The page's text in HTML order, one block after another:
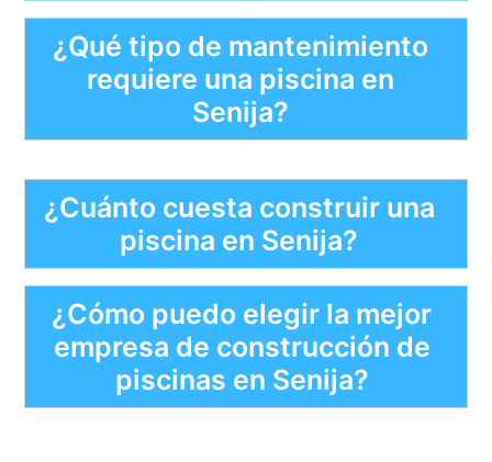
¿Qué tipo de mantenimiento
requiere una piscina en
Senija?
¿Cuánto cuesta construir una
piscina en Senija?
¿Cómo puedo elegir la mejor
empresa de construcción de
piscinas en Senija?